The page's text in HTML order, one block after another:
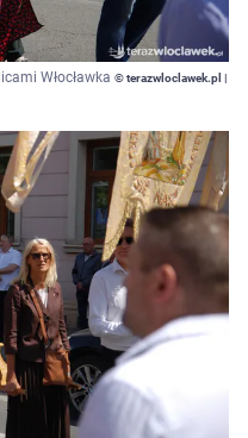
Włocławka © terazwloclawek.pl |